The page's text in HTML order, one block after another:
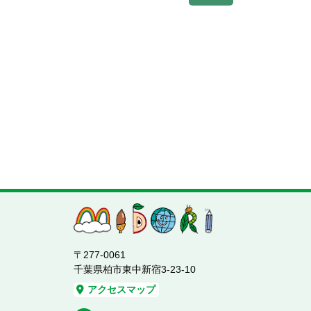
〒277-0061
千葉県柏市東中新宿3-23-10
アクセスマップ